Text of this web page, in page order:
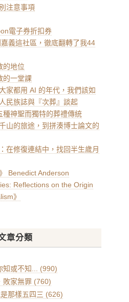
注意事項
電子券折扣券
義這社區，徹底翻轉了我44
的地位
的一堂課
家都用 AI 的年代，我們該如
民族誌與『次葬』談起
種神聖而獨特的葬禮傳統
山的旅途，到拼湊博士論文的
在修復連結中，找回半生歲月
Benedict Anderson
Reflections on the Origin
》
章分類
或不知... (990)
家無罪 (760)
那樣五四三 (626)